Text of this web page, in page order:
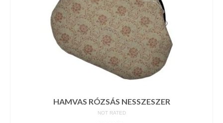
HAMVAS RÓZSÁS NESSZESZER
NOT RATED